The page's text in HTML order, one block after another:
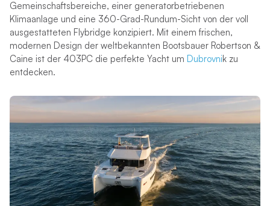
Gemeinschaftsbereiche, einer generatorbetriebenen
Klimaanlage und eine 360-Grad-Rundum-Sicht von der voll
ausgestatteten Flybridge konzipiert. Mit einem frischen,
modernen Design der weltbekannten Bootsbauer Robertson &
Caine ist der 403PC die perfekte Yacht um Dubrovnik zu
entdecken.